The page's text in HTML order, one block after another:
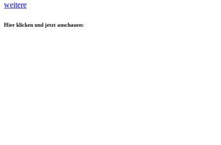
weitere
Hier klicken und jetzt anschauen: